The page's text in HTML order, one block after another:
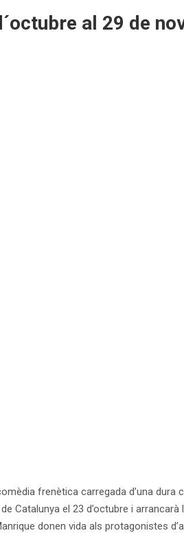
al 29 de
frenètica carregada d’una dura
Catalunya el 23 d’octubre i arrancarà
donen vida als protagonistes